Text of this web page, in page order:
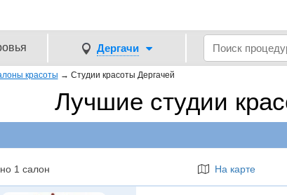
Дергачи
красоты → Студии красоты Дергачей
Лучшие студии
1 салон На карте